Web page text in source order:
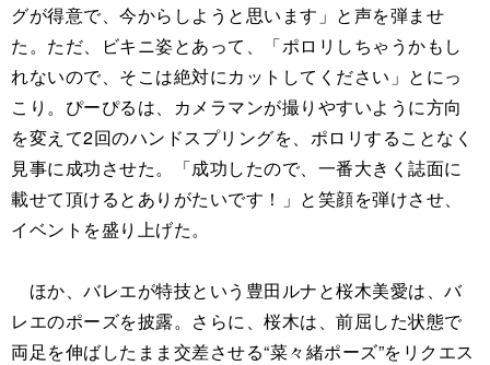
グが得意で、今からしようと思います」と声を弾ませ
た。ただ、ビキニ姿とあって、「ポロリしちゃうかもし
れないので、そこは絶対にカットしてください」とにっ
こり。ぴーぴるは、カメラマンが撮りやすいように方向
を変えて2回のハンドスプリングを、ポロリすることなく
見事に成功させた。「成功したので、一番大きく誌面に
載せて頂けるとありがたいです！」と笑顔を弾けさせ、
イベントを盛り上げた。
ほか、バレエが特技という豊田ルナと桜木美愛は、バ
レエのポーズを披露。さらに、桜木は、前屈した状態で
両足を伸ばしたまま交差させる“菜々緒ポーズ”をリクエス